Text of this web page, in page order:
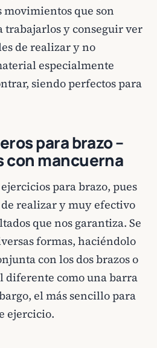
movimientos que son
trabajarlos y conseguir ver
de realizar y no
especialmente
siendo perfectos para
para brazo –
con mancuerna
para brazo, pues
realizar y muy efectivo
que nos garantiza. Se
formas, haciéndolo
con los dos brazos o
diferente como una barra
el más sencillo para
ejercicio.